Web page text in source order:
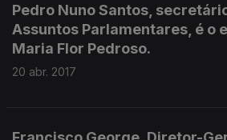
Pedro Nuno Santos,
Assuntos Parlamentares, é o
Maria Flor Pedroso.
20 abr. 2017